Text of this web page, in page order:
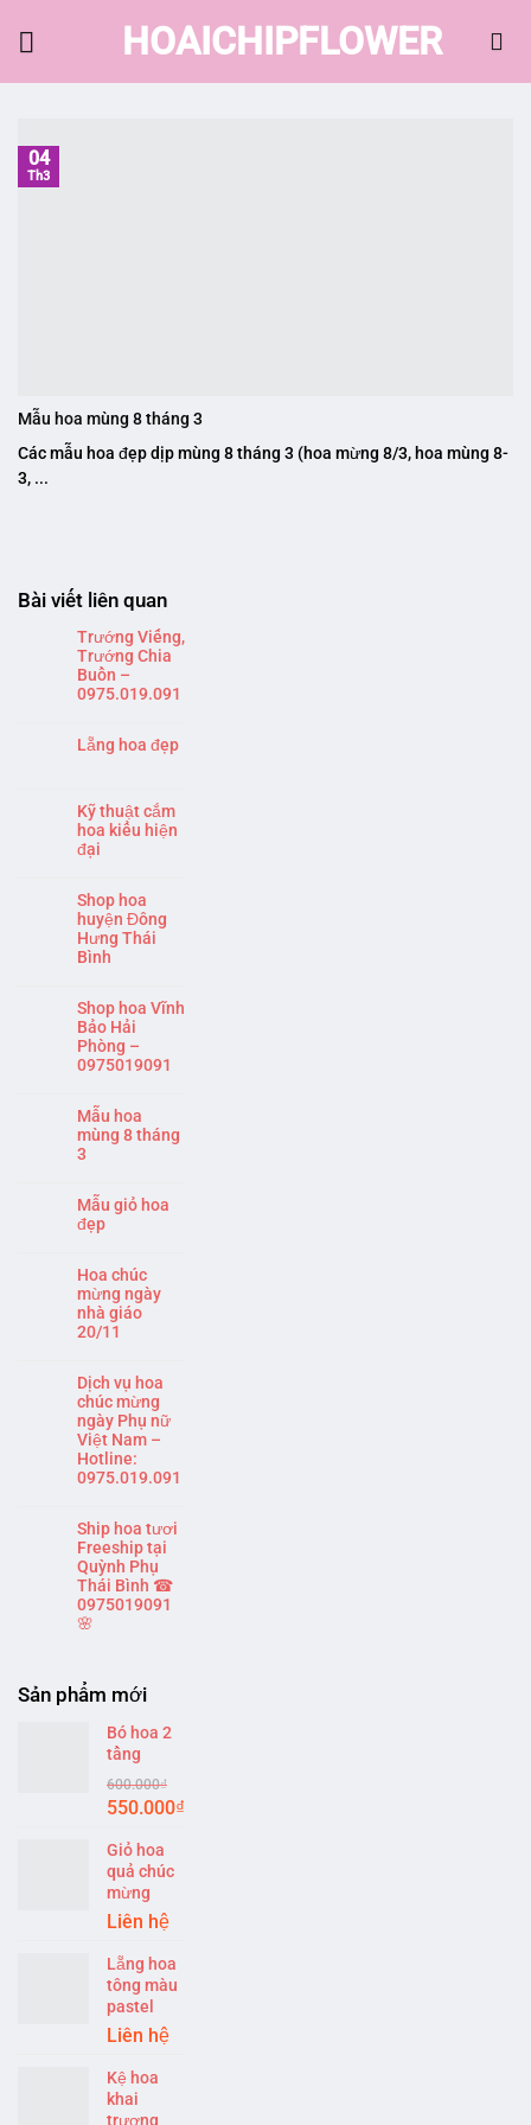
HOAICHIPFLOWER
Mẫu hoa mùng 8 tháng 3
Các mẫu hoa đẹp dịp mùng 8 tháng 3 (hoa mừng 8/3, hoa mùng 8-
3, ...
04
Th3
Bài viết liên quan
Trướng Viếng,
Trướng Chia
Buồn –
0975.019.091
Lẵng hoa đẹp
Kỹ thuật cắm
hoa kiểu hiện
đại
Shop hoa
huyện Đông
Hưng Thái
Bình
Shop hoa Vĩnh
Bảo Hải
Phòng –
0975019091
Mẫu hoa
mùng 8 tháng
3
Mẫu giỏ hoa
đẹp
Hoa chúc
mừng ngày
nhà giáo
20/11
Dịch vụ hoa
chúc mừng
ngày Phụ nữ
Việt Nam –
Hotline:
0975.019.091
Ship hoa tươi
Freeship tại
Quỳnh Phụ
Thái Bình ☎
0975019091
🌸
Sản phẩm mới
Bó hoa 2
tầng
600.000₫
Original
was:
600.000₫.
550.000₫
Giỏ hoa
quả chúc
mừng
Liên hệ
Lẵng hoa
tông màu
pastel
Liên hệ
Kệ hoa
khai
trương